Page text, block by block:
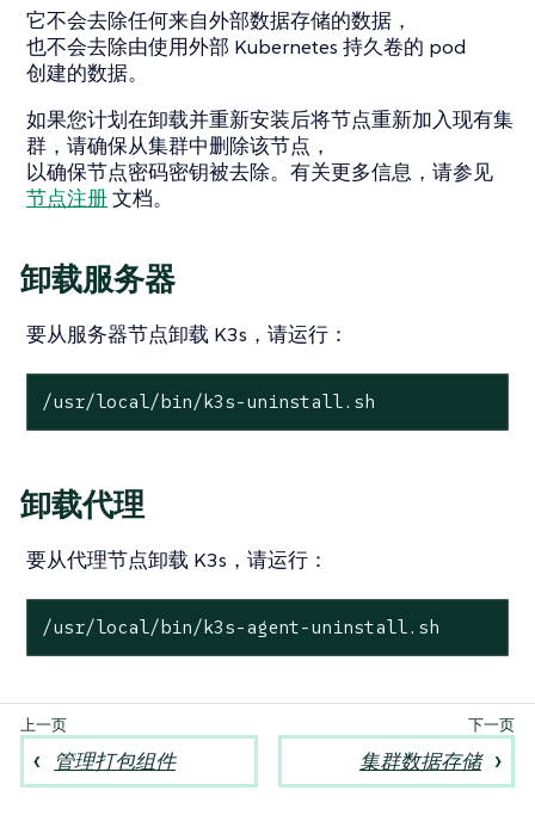
它不会去除任何来自外部数据存储的数据，
也不会去除由使用外部 Kubernetes 持久卷的 pod
创建的数据。
如果您计划在卸载并重新安装后将节点重新加入现有集
群，请确保从集群中删除该节点，
以确保节点密码密钥被去除。有关更多信息，请参见
节点注册文档。
卸载服务器
要从服务器节点卸载 K3s，请运行：
/usr/local/bin/k3s-uninstall.sh
卸载代理
要从代理节点卸载 K3s，请运行：
/usr/local/bin/k3s-agent-uninstall.sh
管理打包组件 集群数据存储